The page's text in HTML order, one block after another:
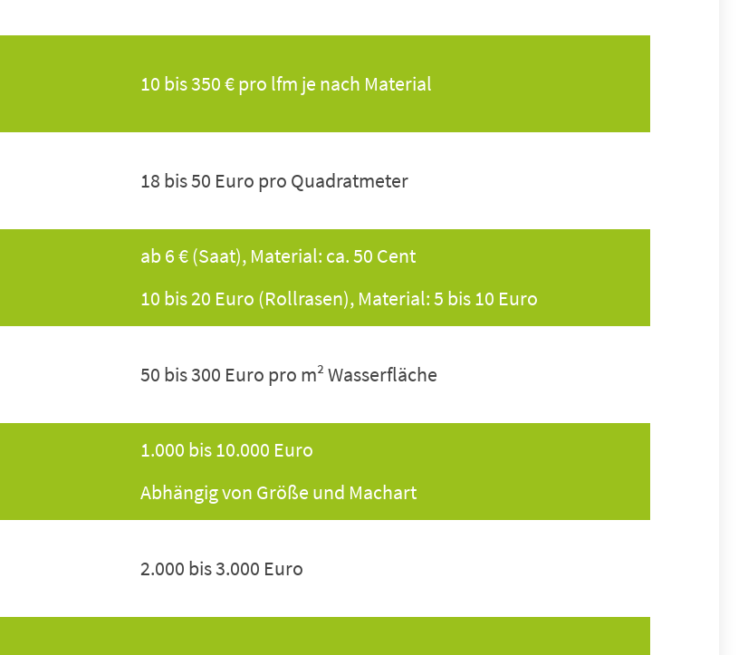
10 bis 350 € pro lfm je nach Material
18 bis 50 Euro pro Quadratmeter
ab 6 € (Saat), Material: ca. 50 Cent
10 bis 20 Euro (Rollrasen), Material: 5 bis 10 Euro
50 bis 300 Euro pro m² Wasserfläche
1.000 bis 10.000 Euro
Abhängig von Größe und Machart
2.000 bis 3.000 Euro